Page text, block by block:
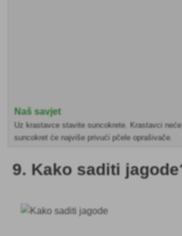
Naš savjet
Uz krastavce stavite suncokrete. Krastavci
suncokret će najviše privući pčele oprašivače.
9. Kako saditi